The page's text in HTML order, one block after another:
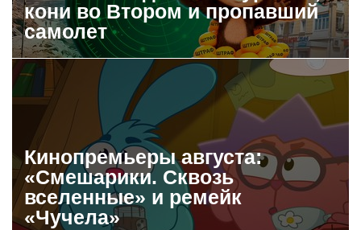
кони во Втором и пропавший
самолет
Кинопремьеры августа:
«Смешарики. Сквозь
вселенные» и ремейк
«Чучела»